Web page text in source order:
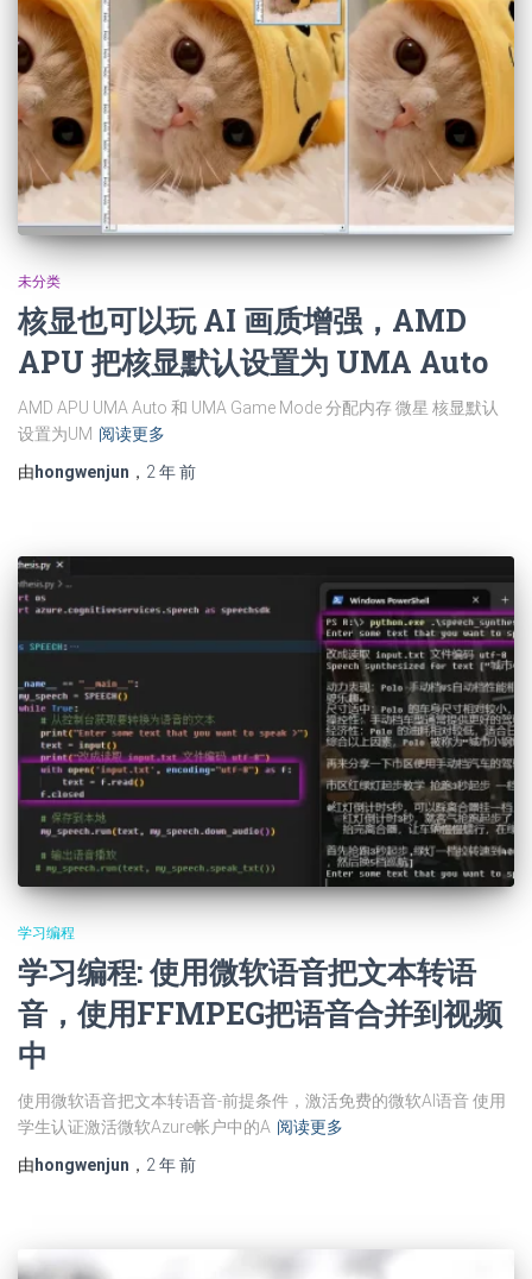
未分类
核显也可以玩 AI 画质增强，AMD
APU 把核显默认设置为 UMA Auto
AMD APU UMA Auto 和 UMA Game Mode 分配内存 微星 核显默认
设置为UM 阅读更多
由hongwenjun ， 2 年前
学习编程
学习编程: 使用微软语音把文本转语
音，使用FFMPEG把语音合并到视频
中
使用微软语音把文本转语音-前提条件，激活免费的微软AI语音 使用
学生认证激活微软Azure帐户中的A 阅读更多
由 hongwenjun ， 2 年前